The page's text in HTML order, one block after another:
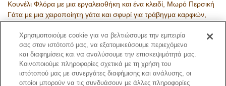
Κουνέλι Φλόρα με μια εργαλειοθήκη και ένα κλειδί, Μωρό Περσική
Γάτα με μια χειροποίητη γάτα και σφυρί για τράβηγμα καρφιών,
Κωδικός Προϊόντος 5838
Σελίδα Καταλόγου
Χρησιμοποιούμε cookie για να βελτιώσουμε την εμπειρία
σας στον ιστότοπό μας, να εξατομικεύσουμε περιεχόμενο
και διαφημίσεις και να αναλύσουμε την επισκεψιμότητά μας.
Κοινοποιούμε πληροφορίες σχετικά με τη χρήση του
ιστότοπού μας με συνεργάτες διαφήμισης και ανάλυσης, οι
οποίοι μπορούν να τις συνδυάσουν με άλλες πληροφορίες